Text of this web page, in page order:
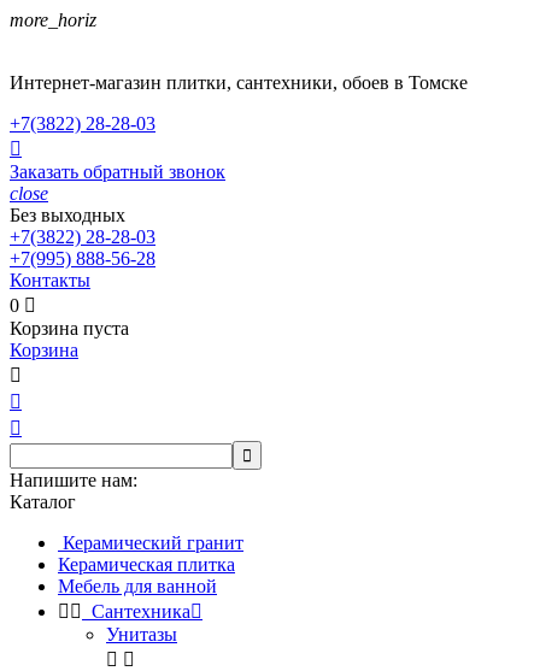
more_horiz
Интернет-магазин плитки, сантехники, обоев в Томске
+7(3822) 28-28-03

Заказать обратный звонок
close
Без выходных
+7(3822) 28-28-03
+7(995) 888-56-28
Контакты
0 
Корзина пуста
Корзина




Напишите нам:
Каталог
Керамический гранит
Керамическая плитка
Мебель для ванной
  Сантехника
Унитазы
 